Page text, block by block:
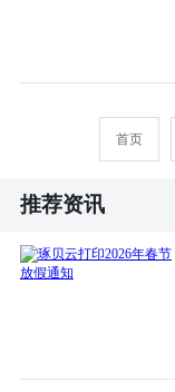
首页
推荐资讯